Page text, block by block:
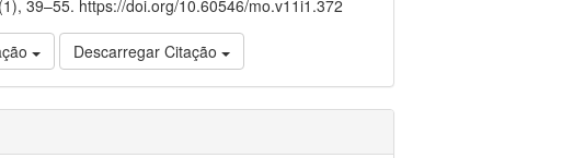
(1), 39–55. https://doi.org/10.60546/mo.v11i1.372
Descarregar Citação